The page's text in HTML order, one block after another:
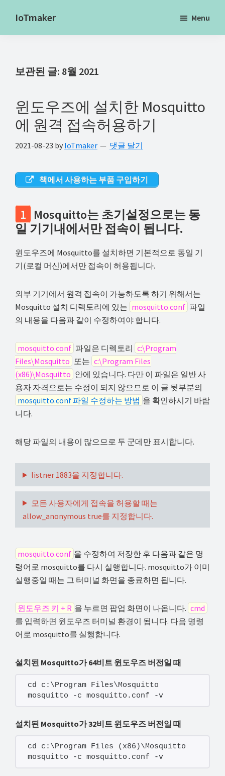
main
primary
footer
IoTmaker
터
에
대
한
모
것
여
기
서
해
결
하
요!
Menu
보관된 글: 8월 2021
윈도우즈에 설치한 Mosquitto
에 원격 접속허용하기
2021-08-23 by IoTmaker 댓글 달기
책에서 사용하는 부품 구입하기
1 Mosquitto는 초기설정으로는 동
일 기기내에서만 접속이 됩니다.
윈도우즈에 Mosquitto를 설치하면 기본적으로 동일 기
기(로컬 머신)에서만 접속이 허용됩니다.
외부 기기에서 원격 접속이 가능하도록 하기 위해서는
Mosquitto 설치 디렉토리에 있는 mosquitto.conf 파일
의 내용을 다음과 같이 수정하여야 합니다.
mosquitto.conf 파일은 디렉토리 c:\Program
Files\Mosquitto 또는 c:\Program Files
(x86)\Mosquitto 안에 있습니다. 다만 이 파일은 일반 사
용자 자격으로는 수정이 되지 않으므로 이 글 뒷부분의
mosquitto.conf 파일 수정하는 방법 을 확인하시기 바랍
니다.
해당 파일의 내용이 많으므로 두 군데만 표시합니다.
listner 1883을 지정합니다.
모든 사용자에게 접속을 허용할 때는
allow_anonymous true를 지정합니다.
mosquitto.conf 을 수정하여 저장한 후 다음과 같은 명
령어로 mosquitto를 다시 실행합니다. mosquitto가 이미
실행중일 때는 그 터미널 화면을 종료하면 됩니다.
윈도우즈 키 + R 을 누르면 팝업 화면이 나옵니다. cmd
를 입력하면 윈도우즈 터미널 환경이 됩니다. 다음 명령
어로 mosquitto를 실행합니다.
설치된 Mosquitto가 64비트 윈도우즈 버전일 때
cd c:\Program Files\Mosquitto
mosquitto -c mosquitto.conf -v
설치된 Mosquitto가 32비트 윈도우즈 버전일 때
cd c:\Program Files (x86)\Mosquitto
mosquitto -c mosquitto.conf -v